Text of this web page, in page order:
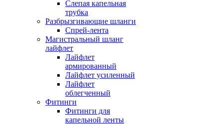
Слепая капельная
трубка
Разбрызгивающие шланги
Спрей-лента
Магистральный шланг
лайфлет
Лайфлет
армированный
Лайфлет усиленный
Лайфлет
облегченный
Фитинги
Фитинги для
капельной ленты